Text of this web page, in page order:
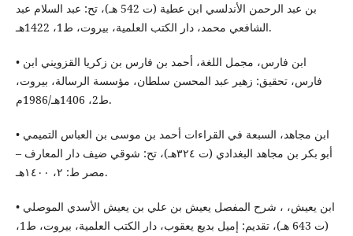
بن عبد الرحمن الأندلسي ابن عطية (ت 542 هـ)، تح: عبد السلام عبد
الشافعي محمد، دار الكتب العلمية، بيروت، ط1، 1422هـ.
• ابن فارس، مجمل اللغة، أحمد بن فارس بن زكريا القزويني ابن
فارس، تحقيق: زهير عبد المحسن سلطان، مؤسسة الرسالة، بيروت،
ط2، 1406هـ/1986م.
• ابن مجاهد، السبعة في القراءات أحمد بن موسى بن العباس التميمي
أبو بكر بن مجاهد البغدادي (ت ٣٢٤هـ)، تح: شوقي ضيف دار المعارف –
مصر ط: ٢، ١٤٠٠هـ.
• ابن يعيش، ، شرح المفصل يعيش بن علي بن يعيش الأسدي الموصلي
(ت 643 هـ)، تقديم: إميل بديع يعقوب، دار الكتب العلمية، بيروت، ط1،